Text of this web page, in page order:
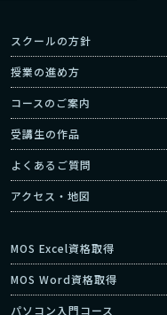
スクールの方針
授業の進め方
コースのご案内
受講生の作品
よくあるご質問
アクセス・地図
MOS Excel資格取得
MOS Word資格取得
パソコン入門コース